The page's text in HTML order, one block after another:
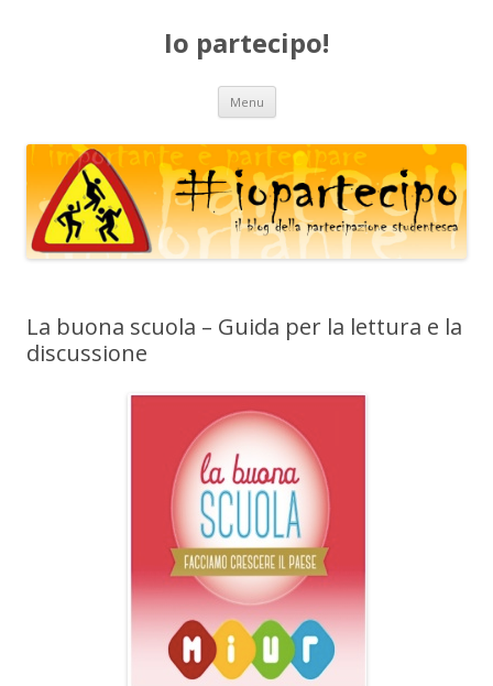
Io partecipo!
Menu Vai
contenuto
La buona scuola – Guida per la lettura e la
discussione